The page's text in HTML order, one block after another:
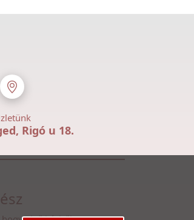
Rigó u 18.